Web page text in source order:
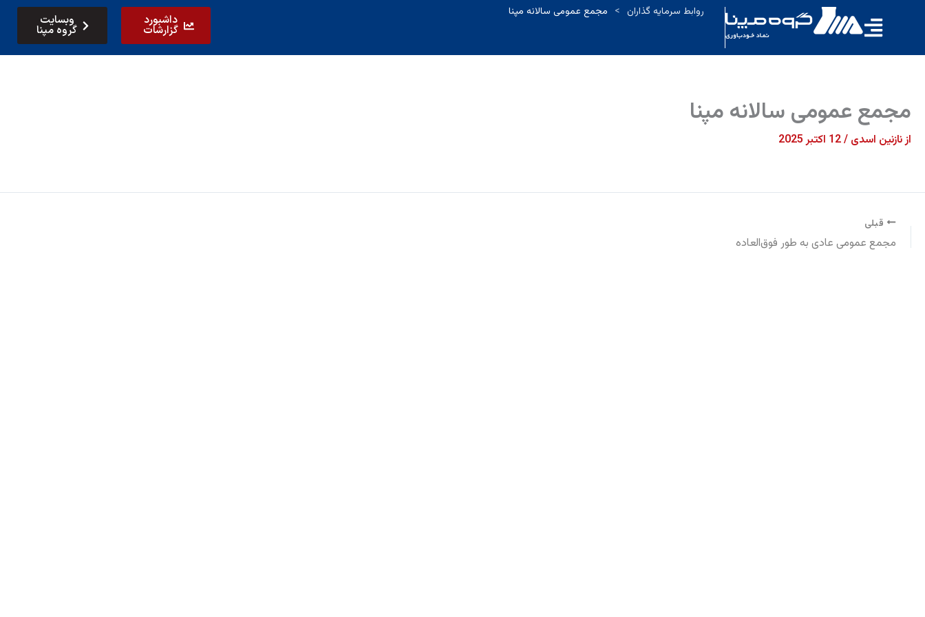
روابط سرمایه گذاران > مجمع عمومی سالانه مپنا
داشبورد
گزارشات
وبسایت
گروه مپنا
مجمع عمومی سالانه مپنا
ازنازنین اسدی /12 اکتبر 2025
قبلی
مجمع عمومی عادی به طور فوق‌العاده